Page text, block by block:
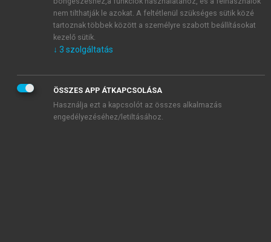
mersz.huoldalak licencszerződéseiben foglaltakat
tudomásul veszem és elfogadom.
KIPRÓBÁLOM
nem tilthatják le azokat. A feltétlenül szükséges sütik közé
tartoznak többek között a személyre szabott beállításokat
kezelő sütik.
↓ 3 szolgáltatás
ÖSSZES APP ÁTKAPCSOLÁSA
Használja ezt a kapcsolót az összes alkalmazás
engedélyezéséhez/letiltásához.